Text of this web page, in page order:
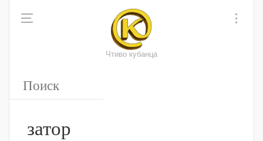
Чтиво кубанца
затор